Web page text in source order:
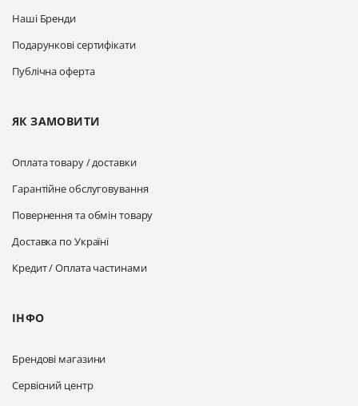
Наші Бренди
Подарункові сертифікати
Публічна оферта
ЯК ЗАМОВИТИ
Оплата товару / доставки
Гарантійне обслуговування
Повернення та обмін товару
Доставка по Україні
Кредит / Оплата частинами
ІНФО
Брендові магазини
Сервісний центр